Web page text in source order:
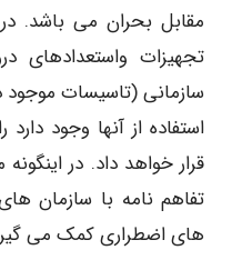
مقابل بحران می باشد.
تجهیزات واستعدادهای
سازمانی (تاسیسات
استفاده از آنها وجود دارد
قرار خواهد داد. در
تفاهم نامه با سازمان
های اضطراری کمک می